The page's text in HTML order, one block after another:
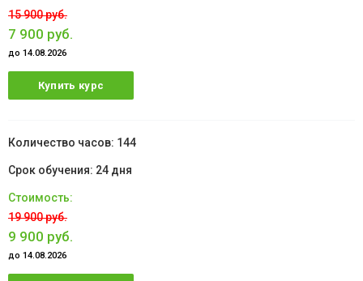
15 900 руб.
7 900 руб.
до 14.08.2026
Купить курс
144
24 дня
19 900 руб.
9 900 руб.
до 14.08.2026